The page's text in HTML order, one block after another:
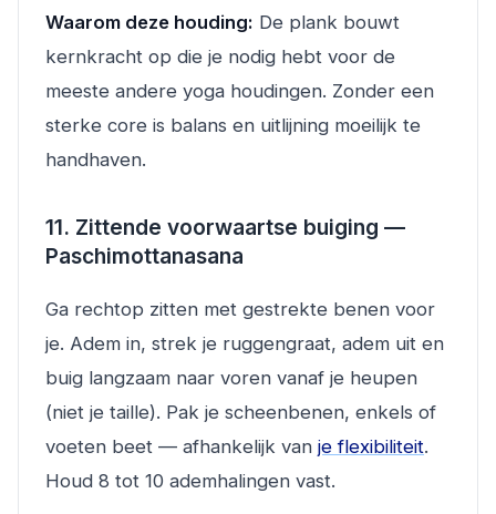
Waarom deze houding: De plank bouwt
kernkracht op die je nodig hebt voor de
meeste andere yoga houdingen. Zonder een
sterke core is balans en uitlijning moeilijk te
handhaven.
11. Zittende voorwaartse buiging —
Paschimottanasana
Ga rechtop zitten met gestrekte benen voor
je. Adem in, strek je ruggengraat, adem uit en
buig langzaam naar voren vanaf je heupen
(niet je taille). Pak je scheenbenen, enkels of
voeten beet — afhankelijk van je flexibiliteit.
Houd 8 tot 10 ademhalingen vast.